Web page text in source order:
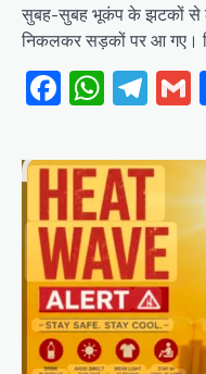
सुबह-सुबह भूकंप के झटकों से
निकलकर सड़कों पर आ गए।
Facebook